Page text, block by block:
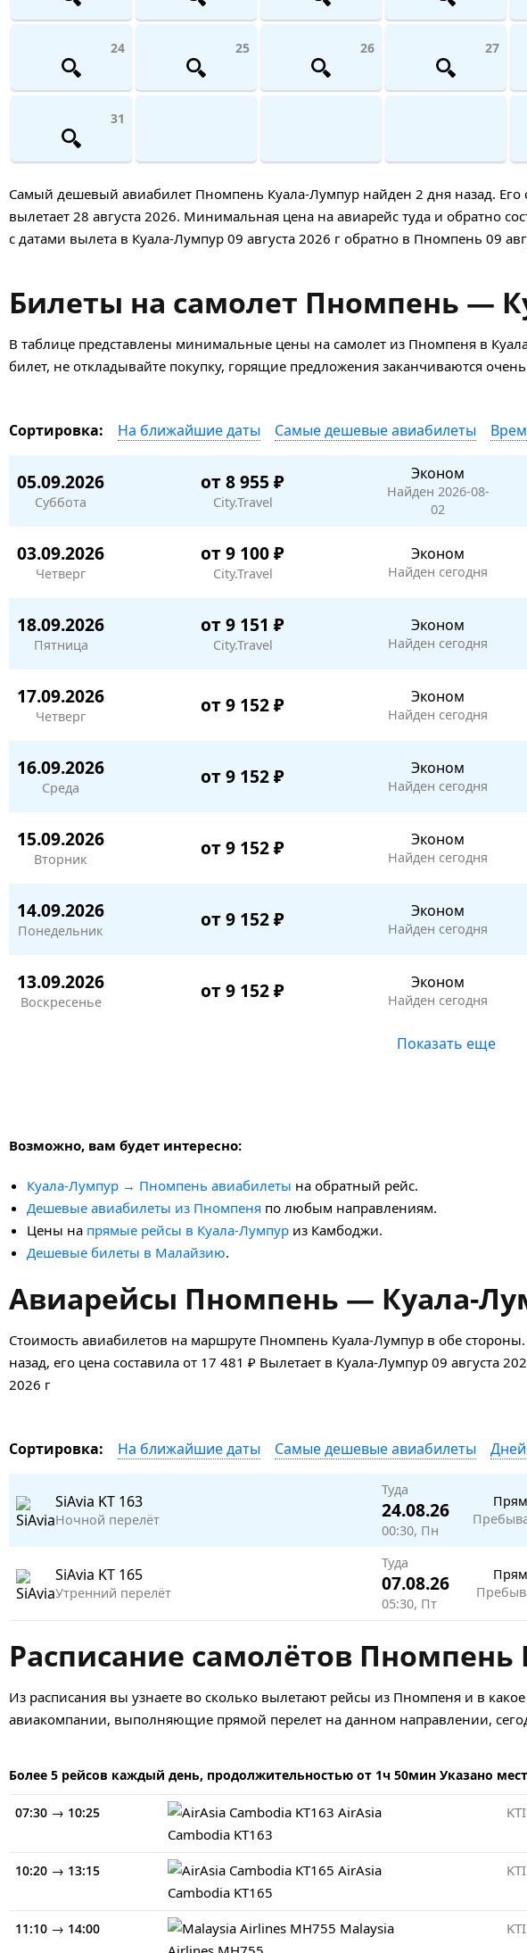
24 25 26 27
31
Самый дешевый авиабилет Пномпень Куала-Лумпур найден 2 дня назад. Его
вылетает 28 августа 2026. Минимальная цена на авиарейс туда и обратно
с датами вылета в Куала-Лумпур 09 августа 2026 г обратно в Пномпень 09
Билеты на самолет Пномпень —
В таблице представлены минимальные цены на самолет из Пномпеня в
билет, не откладывайте покупку, горящие предложения заканчиваются
Сортировка: На ближайшие даты Самые дешевые авиабилеты
05.09.2026
Суббота
от 8 955 ₽
City.Travel
Эконом
Найден 2026-08-
02
03.09.2026
Четверг
от 9 100 ₽
City.Travel
Эконом
Найден сегодня
18.09.2026
Пятница
от 9 151 ₽
City.Travel
Эконом
Найден сегодня
17.09.2026
Четверг от 9 152 ₽ Эконом
Найден сегодня
16.09.2026
Среда от 9 152 ₽ Эконом
Найден сегодня
15.09.2026
Вторник от 9 152 ₽ Эконом
Найден сегодня
14.09.2026
Понедельник от 9 152 ₽ Эконом
Найден сегодня
13.09.2026
Воскресенье от 9 152 ₽ Эконом
Найден сегодня
Показать еще
Возможно, вам будет интересно:
Куала-Лумпур → Пномпень авиабилеты на обратный рейс.
Дешевые авиабилеты из Пномпеня по любым направлениям.
Цены на прямые рейсы в Куала-Лумпур из Камбоджи.
Дешевые билеты в Малайзию.
Авиарейсы Пномпень — Куала-
Стоимость авиабилетов на маршруте Пномпень Куала-Лумпур в обе
назад, его цена составила от 17 481 ₽ Вылетает в Куала-Лумпур 09 августа
2026 г
Сортировка: На ближайшие даты Самые дешевые авиабилеты
SiAvia KT 163
Ночной перелёт
Туда
24.08.26
00:30, Пн
SiAvia KT 165
Утренний перелёт
Туда
07.08.26
05:30, Пт
Расписание самолётов Пномпень
Из расписания вы узнаете во сколько вылетают рейсы из Пномпеня и в
авиакомпании, выполняющие прямой перелет на данном направлении,
Более 5 рейсов каждый день, продолжительностью от 1ч 50мин Указано
07:30 → 10:25
AirAsia
Cambodia KT163
10:20 → 13:15
AirAsia
Cambodia KT165
11:10 → 14:00
Malaysia